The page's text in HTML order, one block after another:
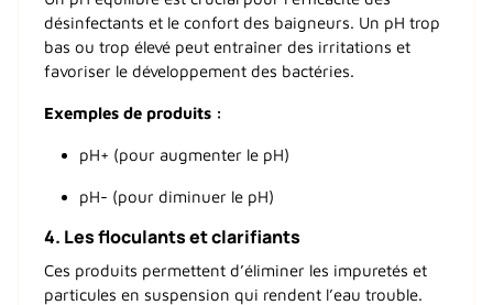
désinfectants et le confort des baigneurs. Un pH trop
bas ou trop élevé peut entraîner des irritations et
favoriser le développement des bactéries.
Exemples de produits :
pH+ (pour augmenter le pH)
pH- (pour diminuer le pH)
4. Les floculants et clarifiants
Ces produits permettent d’éliminer les impuretés et
particules en suspension qui rendent l’eau trouble.